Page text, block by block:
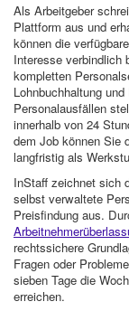
Als Arbeitgeber
Plattform aus und
können die
Interesse verbindlich
kompletten
Lohnbuchhaltung
Personalausfällen
innerhalb von 24
dem Job können Sie
langfristig als
InStaff zeichnet sich
selbst verwaltete
Preisfindung aus.
rechtssichere
Fragen oder
sieben Tage die
erreichen.